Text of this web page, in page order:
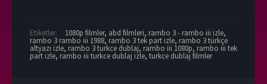
Etiketler: 1080p filmler, abd filmleri, rambo 3 - rambo iii izle,
rambo 3 rambo iii 1988, rambo 3 tek part izle, rambo 3 türkçe
altyazı izle, rambo 3 turkce dublaj, rambo iii 1080p, rambo iii tek
part izle, rambo iii turkce dublaj izle, turkce dublaj filmler